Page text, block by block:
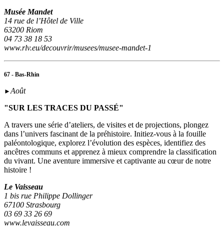
Musée Mandet
14 rue de l’Hôtel de Ville
63200 Riom
04 73 38 18 53
www.rlv.eu/decouvrir/musees/musee-mandet-1
67 - Bas-Rhin
►Août
"SUR LES TRACES DU PASSÉ"
A travers une série d’ateliers, de visites et de projections, plongez
dans l’univers fascinant de la préhistoire. Initiez-vous à la fouille
paléontologique, explorez l’évolution des espèces, identifiez des
ancêtres communs et apprenez à mieux comprendre la classification
du vivant. Une aventure immersive et captivante au cœur de notre
histoire !
Le Vaisseau
1 bis rue Philippe Dollinger
67100 Strasbourg
03 69 33 26 69
www.levaisseau.com